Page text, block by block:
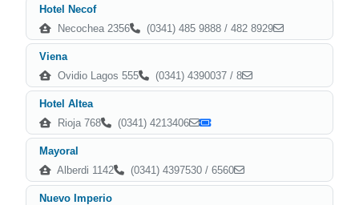
Hotel Necof
Necochea 2356
(0341) 485 9888 / 482 8929
Viena
Ovidio Lagos 555
(0341) 4390037 / 8
Hotel Altea
Rioja 768
(0341) 4213406
Mayoral
Alberdi 1142
(0341) 4397530 / 6560
Nuevo Imperio